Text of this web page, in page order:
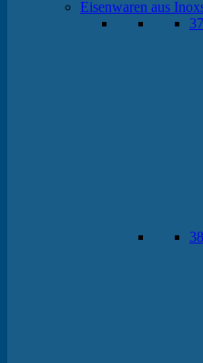
Eisenwaren aus